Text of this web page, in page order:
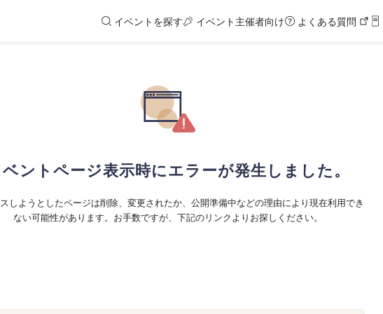
イベントを探す イベント主催者向け よくある質問
ントページ表示時にエラーが発生しました。
しようとしたページは削除、変更されたか、公開準備中などの理由により現在利用でき
ない可能性があります。お手数ですが、下記のリンクよりお探しください。